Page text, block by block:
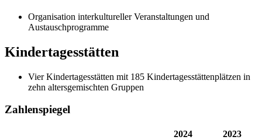
Organisation interkultureller Veranstaltungen und
Austauschprogramme
Kindertagesstätten
Vier Kindertagesstätten mit 185 Kindertagesstättenplätzen in
zehn altersgemischten Gruppen
Zahlenspiegel
2024 2023